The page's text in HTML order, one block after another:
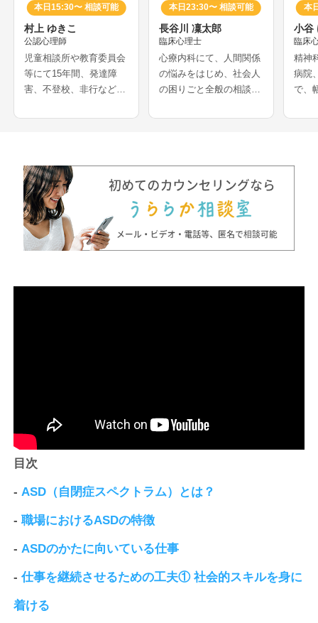
本日15:30〜 相談可能
村上 ゆきこ
公認心理師
児童相談所や教育委員会
等にて15年間、発達障
害、不登校、非行などの
たカウンセラーさんで
問題解決の経験をお持ち
で、夫婦問題、DV、HS
本日23:30〜 相談可能
長谷川 凜太郎
臨床心理士
心療内科にて、人間関係
の悩みをはじめ、社会人
の困りごと全般の相談を
ラーさんです。認知行動
ニック症などの相談も得
意とされています。
本
小谷
臨床
精神
病院
で、
ーさ
れ、
目次
-ASD（自閉症スペクトラム）とは？
-職場におけるASDの特徴
-ASDのかたに向いている仕事
-仕事を継続させるための工夫① 社会的スキルを身に
着ける